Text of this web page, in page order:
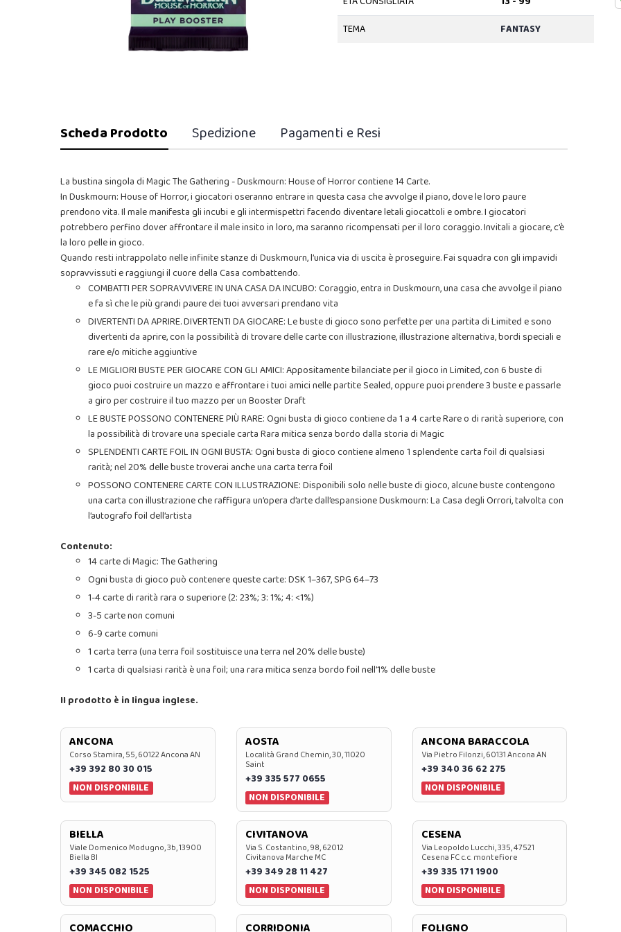
TEMA
FANTASY
Scheda Prodotto Spedizione Pagamenti e Resi
La bustina singola di Magic The Gathering - Duskmourn: House of Horror contiene 14 Carte.
In Duskmourn: House of Horror, i giocatori oseranno entrare in questa casa che avvolge il piano, dove le loro paure
prendono vita. Il male manifesta gli incubi e gli intermispettri facendo diventare letali giocattoli e ombre. I giocatori
potrebbero perfino dover affrontare il male insito in loro, ma saranno ricompensati per il loro coraggio. Invitali a giocare, c’è
la loro pelle in gioco.
Quando resti intrappolato nelle infinite stanze di Duskmourn, l’unica via di uscita è proseguire. Fai squadra con gli impavidi
sopravvissuti e raggiungi il cuore della Casa combattendo.
COMBATTI PER SOPRAVVIVERE IN UNA CASA DA INCUBO: Coraggio, entra in Duskmourn, una casa che avvolge il piano
e fa sì che le più grandi paure dei tuoi avversari prendano vita
DIVERTENTI DA APRIRE. DIVERTENTI DA GIOCARE: Le buste di gioco sono perfette per una partita di Limited e sono
divertenti da aprire, con la possibilità di trovare delle carte con illustrazione, illustrazione alternativa, bordi speciali e
rare e/o mitiche aggiuntive
LE MIGLIORI BUSTE PER GIOCARE CON GLI AMICI: Appositamente bilanciate per il gioco in Limited, con 6 buste di
gioco puoi costruire un mazzo e affrontare i tuoi amici nelle partite Sealed, oppure puoi prendere 3 buste e passarle
a giro per costruire il tuo mazzo per un Booster Draft
LE BUSTE POSSONO CONTENERE PIÙ RARE: Ogni busta di gioco contiene da 1 a 4 carte Rare o di rarità superiore, con
la possibilità di trovare una speciale carta Rara mitica senza bordo dalla storia di Magic
SPLENDENTI CARTE FOIL IN OGNI BUSTA: Ogni busta di gioco contiene almeno 1 splendente carta foil di qualsiasi
rarità; nel 20% delle buste troverai anche una carta terra foil
POSSONO CONTENERE CARTE CON ILLUSTRAZIONE: Disponibili solo nelle buste di gioco, alcune buste contengono
una carta con illustrazione che raffigura un’opera d’arte dall’espansione Duskmourn: La Casa degli Orrori, talvolta con
l’autografo foil dell’artista
Contenuto:
14 carte di Magic: The Gathering
Ogni busta di gioco può contenere queste carte: DSK 1–367, SPG 64–73
1-4 carte di rarità rara o superiore (2: 23%; 3: 1%; 4: <1%)
3-5 carte non comuni
6-9 carte comuni
1 carta terra (una terra foil sostituisce una terra nel 20% delle buste)
1 carta di qualsiasi rarità è una foil; una rara mitica senza bordo foil nell’1% delle buste
Il prodotto è in lingua inglese.
ANCONA
Corso Stamira, 55, 60122 Ancona AN
+39 392 80 30 015
NON DISPONIBILE
AOSTA
Località Grand Chemin, 30, 11020
Saint
+39 335 577 0655
NON DISPONIBILE
ANCONA BARACCOLA
Via Pietro Filonzi, 60131 Ancona AN
+39 340 36 62 275
NON DISPONIBILE
BIELLA
Viale Domenico Modugno, 3b, 13900
Biella BI
+39 345 082 1525
NON DISPONIBILE
CIVITANOVA
Via S. Costantino, 98, 62012
Civitanova Marche MC
+39 349 28 11 427
NON DISPONIBILE
CESENA
Via Leopoldo Lucchi, 335, 47521
Cesena FC c.c. montefiore
+39 335 171 1900
NON DISPONIBILE
COMACCHIO CORRIDONIA FOLIGNO